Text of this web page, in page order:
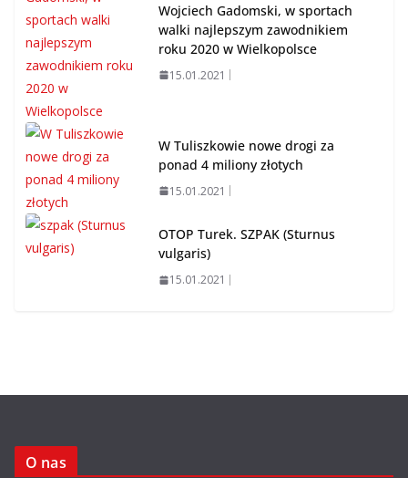
Wojciech Gadomski, w sportach
walki najlepszym zawodnikiem
roku 2020 w Wielkopolsce
15.01.2021
W Tuliszkowie nowe drogi za
ponad 4 miliony złotych
15.01.2021
OTOP Turek. SZPAK (Sturnus
vulgaris)
15.01.2021
O nas